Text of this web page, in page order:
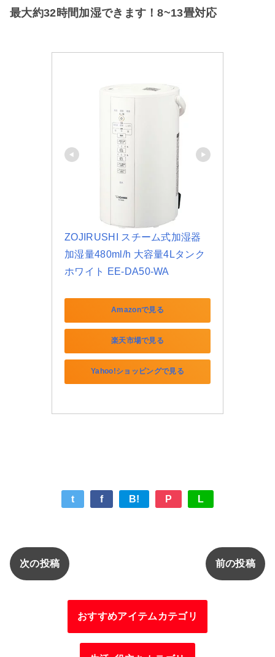
最大約32時間加湿できます！8~13畳対応
ZOJIRUSHI スチーム式加湿器
加湿量480ml/h 大容量4Lタンク
ホワイト EE-DA50-WA
Amazonで見る
楽天市場で見る
Yahoo!ショッピングで見る
t f B! P L
次の投稿 前の投稿
おすすめアイテムカテゴリ